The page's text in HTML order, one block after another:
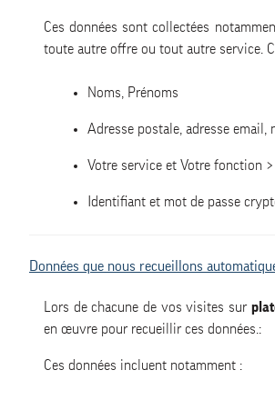
Ces données sont collectées
toute autre offre ou tout autre service.
Noms, Prénoms
Adresse postale, adresse email,
Votre service et Votre fonction >
Identifiant et mot de passe
Données que nous recueillons
Lors de chacune de vos visites sur
en œuvre pour recueillir ces données.:
Ces données incluent notamment :